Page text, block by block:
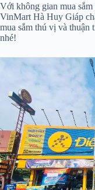
Với không gian mua
VinMart Hà Huy Giáp
mua sắm thú vị và thuận
nhé!